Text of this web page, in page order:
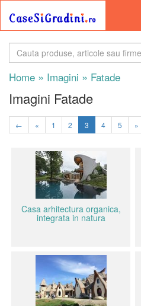
Home » Imagini » Fatade
Imagini Fatade
← « 1 2 3 4 5 »
Casa arhitectura organica,
integrata in natura